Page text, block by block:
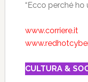
“Ecco perché ho
www.corriere.it
CULTURA &